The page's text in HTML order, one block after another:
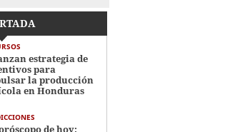
estrategia de
para
la producción
en Honduras
de hoy: